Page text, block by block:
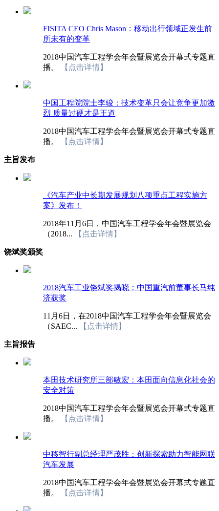
FISITA CEO Chris Mason：移动出行领域正发生前
所未有的变革
2018中国汽车工程学会年会暨展览会开幕式专题直
播。
【点击详情】
中国工程院院士李骏：技术变革只会让竞争更加激
烈 质量过硬才是王道
2018中国汽车工程学会年会暨展览会开幕式专题直
播。
【点击详情】
主旨发布
《汽车产业中长期发展规划八项重点工程实施方
案》发布！
2018年11月6日，中国汽车工程学会年会暨展览会
（2018...
【点击详情】
饶斌奖颁奖
2018汽车工业饶斌奖揭晓：中国重汽前董事长马纯
济获奖
11月6日，在2018中国汽车工程学会年会暨展览会
（SAEC...
【点击详情】
主旨报告
本田技术研究所三部敏宏：本田面向信息化社会的
安全对策
2018中国汽车工程学会年会暨展览会开幕式专题直
播。
【点击详情】
中移智行副总经理严茂胜：创新探索助力智能网联
汽车发展
2018中国汽车工程学会年会暨展览会开幕式专题直
播。
【点击详情】